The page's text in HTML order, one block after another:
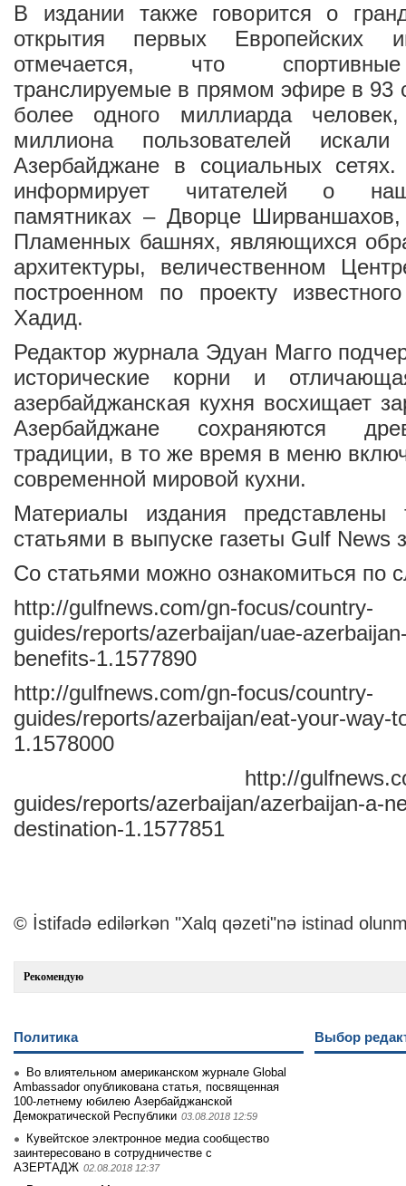
В издании также говорится о
открытия первых Европейских
отмечается, что
транслируемые в прямом эфире в 93
более одного миллиарда
миллиона пользователей
Азербайджане в социальных
информирует читателей о
памятниках – Дворце Ширваншахов,
Пламенных башнях, являющихся
архитектуры, величественном
построенном по проекту
Хадид.
Редактор журнала Эдуан Магго
исторические корни и
азербайджанская кухня восхищает
Азербайджане сохраняются
традиции, в то же время в меню
современной мировой кухни.
Материалы издания представлены
статьями в выпуске газеты Gulf News
Со статьями можно ознакомиться по
http://gulfnews.com/gn-focus/country-
guides/reports/azerbaijan/uae-
benefits-1.1577890
http://gulfnews.com/gn-focus/country-
guides/reports/azerbaijan/eat-your-way-
1.1578000
http://gulfnews.com/gn-
guides/reports/azerbaijan/azerbaijan-a-
destination-1.1577851
© İstifadə edilərkən "Xalq qəzeti"nə istinad
Рекомендую
Политика
Во влиятельном американском журнале Global
Ambassador опубликована статья, посвященная
100-летнему юбилею Азербайджанской
Демократической Республики 03.08.2018 12:59
Кувейтское электронное медиа сообщество
заинтеpесовано в сотрудничестве с
АЗЕРТАДЖ 02.08.2018 12:37
Выбор